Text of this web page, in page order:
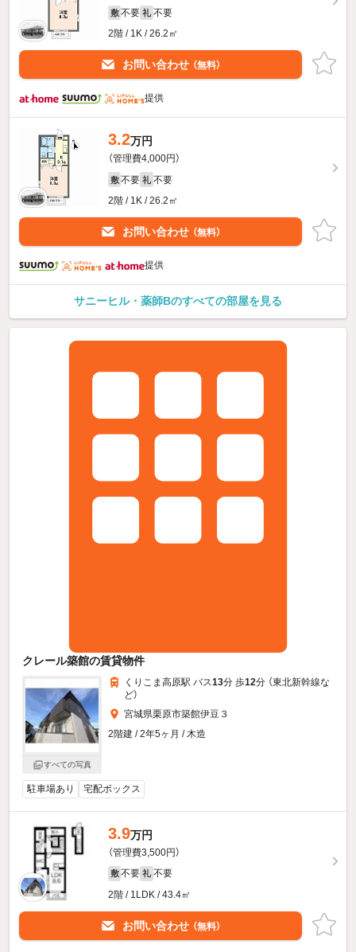
敷 不要 礼 不要
2階 / 1K / 26.2㎡
お問い合わせ （無料）
提供
3.2万円
（管理費4,000円）
敷 不要 礼 不要
2階 / 1K / 26.2㎡
お問い合わせ （無料）
提供
サニーヒル・薬師Bのすべての部屋を見る
クレール築館の賃貸物件
すべての写真
くりこま高原駅 バス13分 歩12分 （東北新幹線な
ど）
宮城県栗原市築館伊豆３
2階建 / 2年5ヶ月 / 木造
駐車場あり 宅配ボックス
3.9万円
（管理費3,500円）
敷 不要 礼 不要
2階 / 1LDK / 43.4㎡
お問い合わせ （無料）